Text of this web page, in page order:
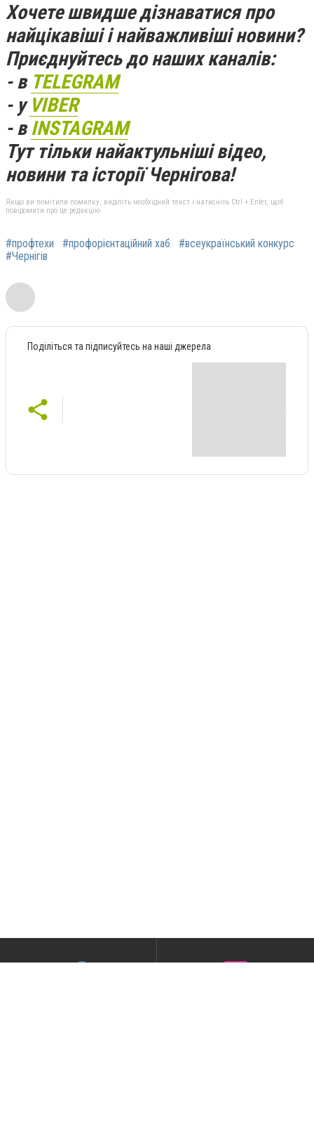
Хочете швидше дізнаватися про
найцікавіші і найважливіші новини?
Приєднуйтесь до наших каналів:
- в TELEGRAM
- у VIBER
- вINSTAGRAM
Тут тільки найактульніші відео,
новини та історії Чернігова!
Якщо ви помітили помилку, виділіть необхідний текст і натисніть Ctrl + Enter, щоб
повідомити про це редакцію
#профтехи #профорієнтаційний хаб
#всеукраїнський конкурс
#Чернігів
Поділіться та підписуйтесь на наші джерела